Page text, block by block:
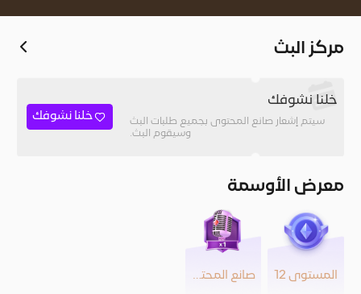
مركز البث
خلنا نشوفك
سيتم إشعار صانع المحتوى بجميع طلبات البث
وسيقوم البث.
خلنا نشوفك
معرض الأوسمة
المستوى 12 صانع المحتوى